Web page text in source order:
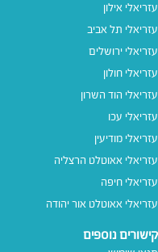
עזריאלי אילון
עזריאלי תל אביב
עזריאלי ירושלים
עזריאלי חולון
עזריאלי הוד השרון
עזריאלי עכו
עזריאלי מודיעין
עזריאלי אאוטלט הרצליה
עזריאלי חיפה
עזריאלי אאוטלט אור יהודה
קישורים נוספים